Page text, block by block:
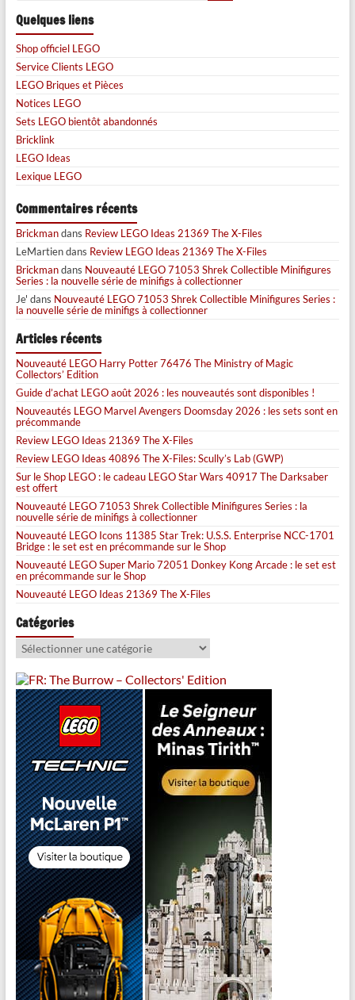
Quelques liens
Shop officiel LEGO
Service Clients LEGO
LEGO Briques et Pièces
Notices LEGO
Sets LEGO bientôt abandonnés
Bricklink
LEGO Ideas
Lexique LEGO
Commentaires récents
Brickmandans Review LEGO Ideas 21369 The X-Files
LeMartiendans Review LEGO Ideas 21369 The X-Files
Brickmandans Nouveauté LEGO 71053 Shrek Collectible Minifigures
Series : la nouvelle série de minifigs à collectionner
Je' dans Nouveauté LEGO 71053 Shrek Collectible Minifigures Series :
la nouvelle série de minifigs à collectionner
Articles récents
Nouveauté LEGO Harry Potter 76476 The Ministry of Magic
Collectors’ Edition
Guide d’achat LEGO août 2026 : les nouveautés sont disponibles !
Nouveautés LEGO Marvel Avengers Doomsday 2026 : les sets sont en
précommande
Review LEGO Ideas 21369 The X-Files
Review LEGO Ideas 40896 The X-Files: Scully’s Lab (GWP)
Sur le Shop LEGO : le cadeau LEGO Star Wars 40917 The Darksaber
est offert
Nouveauté LEGO 71053 Shrek Collectible Minifigures Series : la
nouvelle série de minifigs à collectionner
Nouveauté LEGO Icons 11385 Star Trek: U.S.S. Enterprise NCC-1701
Bridge : le set est en précommande sur le Shop
Nouveauté LEGO Super Mario 72051 Donkey Kong Arcade : le set est
en précommande sur le Shop
Nouveauté LEGO Ideas 21369 The X-Files
Catégories
Catégories